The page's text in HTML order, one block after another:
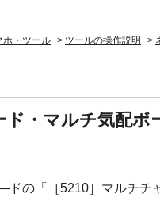
ホ・ツール > ツールの操作説明 >
・マルチ気配
の「［5210］マルチチ